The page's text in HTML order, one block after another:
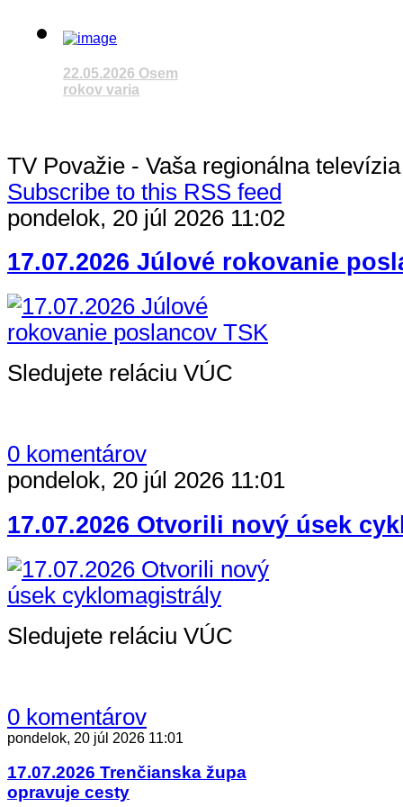
VÚC
Čítať článok
22.05.2026 Osem
rokov varia
VÚC
Čítať článok
TV Považie - Vaša regionálna televízia
Subscribe to this RSS feed
pondelok, 20 júl 2026 11:02
17.07.2026 Júlové rokovanie
Sledujete reláciu VÚC
0 komentárov
pondelok, 20 júl 2026 11:01
17.07.2026 Otvorili nový úsek
Sledujete reláciu VÚC
0 komentárov
pondelok, 20 júl 2026 11:01
17.07.2026 Trenčianska župa
opravuje cesty